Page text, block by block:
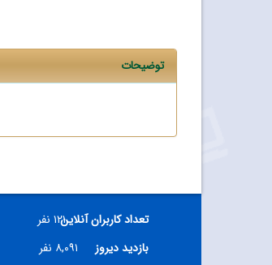
توضیحات
تعداد کاربران آنلاین۱۲۱ نفر
بازدید دیروز
۸,۰۹۱ نفر